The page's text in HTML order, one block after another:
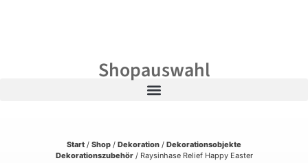
Shopauswahl
Start / Shop / Dekoration / Dekorationsobjekte
Dekorationszubehör/ Raysinhase Relief Happy Easter